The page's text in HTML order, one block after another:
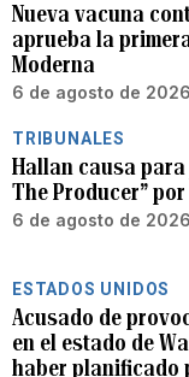
Nueva vacuna
aprueba la
Moderna
6 de agosto de
TRIBUNALES
Hallan causa
The Producer”
6 de agosto de
ESTADOS UNIDOS
Acusado de
en el estado de
haber planificado